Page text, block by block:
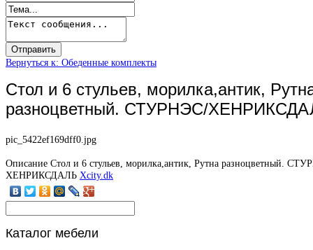
Вернуться к: Обеденные комплекты
Стол и 6 стульев, морилка,антик,
разноцветный. СТУРНЭС/
pic_5422ef169dff0.jpg
Описание Стол и 6 стульев, морилка,антик, Рутна разноцветный.
ХЕНРИКСДАЛЬ Xcity.dk
Каталог мебели